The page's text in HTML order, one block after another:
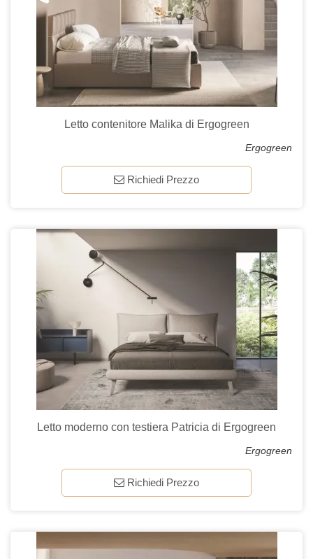
Letto contenitore Malika di Ergogreen
Ergogreen
Richiedi Prezzo
Letto moderno con testiera Patricia di Ergogreen
Ergogreen
Richiedi Prezzo